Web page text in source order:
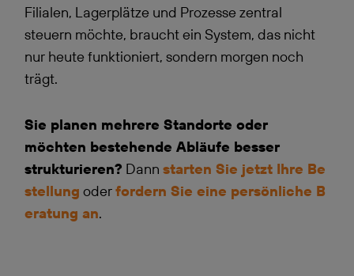
Filialen, Lagerplätze und Prozesse zentral
steuern möchte, braucht ein System, das nicht
nur heute funktioniert, sondern morgen noch
trägt.
Sie planen mehrere Standorte oder
möchten bestehende Abläufe besser
strukturieren? Dannstarten Sie jetzt Ihre Be
stellung oderfordern Sie eine persönliche B
eratung an.